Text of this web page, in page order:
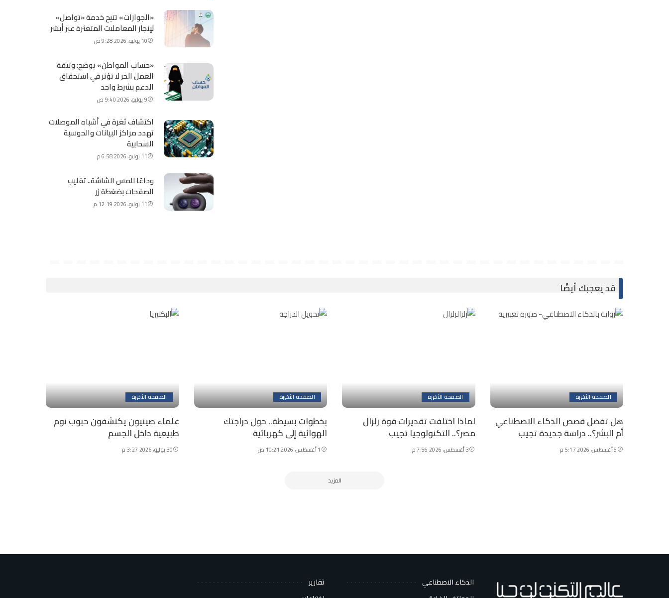
«الجوازات» تتيح خدمة «تواصل»
لإنجاز المعاملات المتعثرة عبر أبشر
10 يوليو، 2026 9:28 ص
«حساب المواطن» يوضح: وثيقة
العمل الحر لا تؤثر في استحقاق
الدعم بشرط واحد
9 يوليو، 2026 9:40 ص
اكتشاف ثغرة في أشباه الموصلات
تهدد مراكز البيانات والحوسبة
السحابية
11 يوليو، 2026 6:58 م
وداعًا للمس الشاشة.. تقليب
الصفحات بضغطة زر
11 يوليو، 2026 12:19 م
قد يعجبك أيضًا
الصفحة الأخيرة
هل تفضل قصص الذكاء الاصطناعي
أم البشر؟.. دراسة جديدة تجيب
5 أغسطس، 2026 5:17 م
الصفحة الأخيرة
لماذا اختلفت تقديرات قوة زلزال
مصر؟.. التكنولوجيا تجيب
3 أغسطس، 2026 7:56 م
الصفحة الأخيرة
بخطوات بسيطة.. حول دراجتك
الهوائية إلى كهربائية
1 أغسطس، 2026 10:21 ص
الصفحة الأخيرة
علماء صينيون يكتشفون حبوب نوم
طبيعية داخل الجسم
30 يوليو، 2026 3:27 م
المزيد
الذكاء الاصطناعي
تقارير